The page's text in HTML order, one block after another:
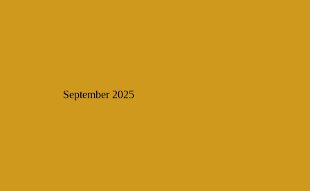
September 2025